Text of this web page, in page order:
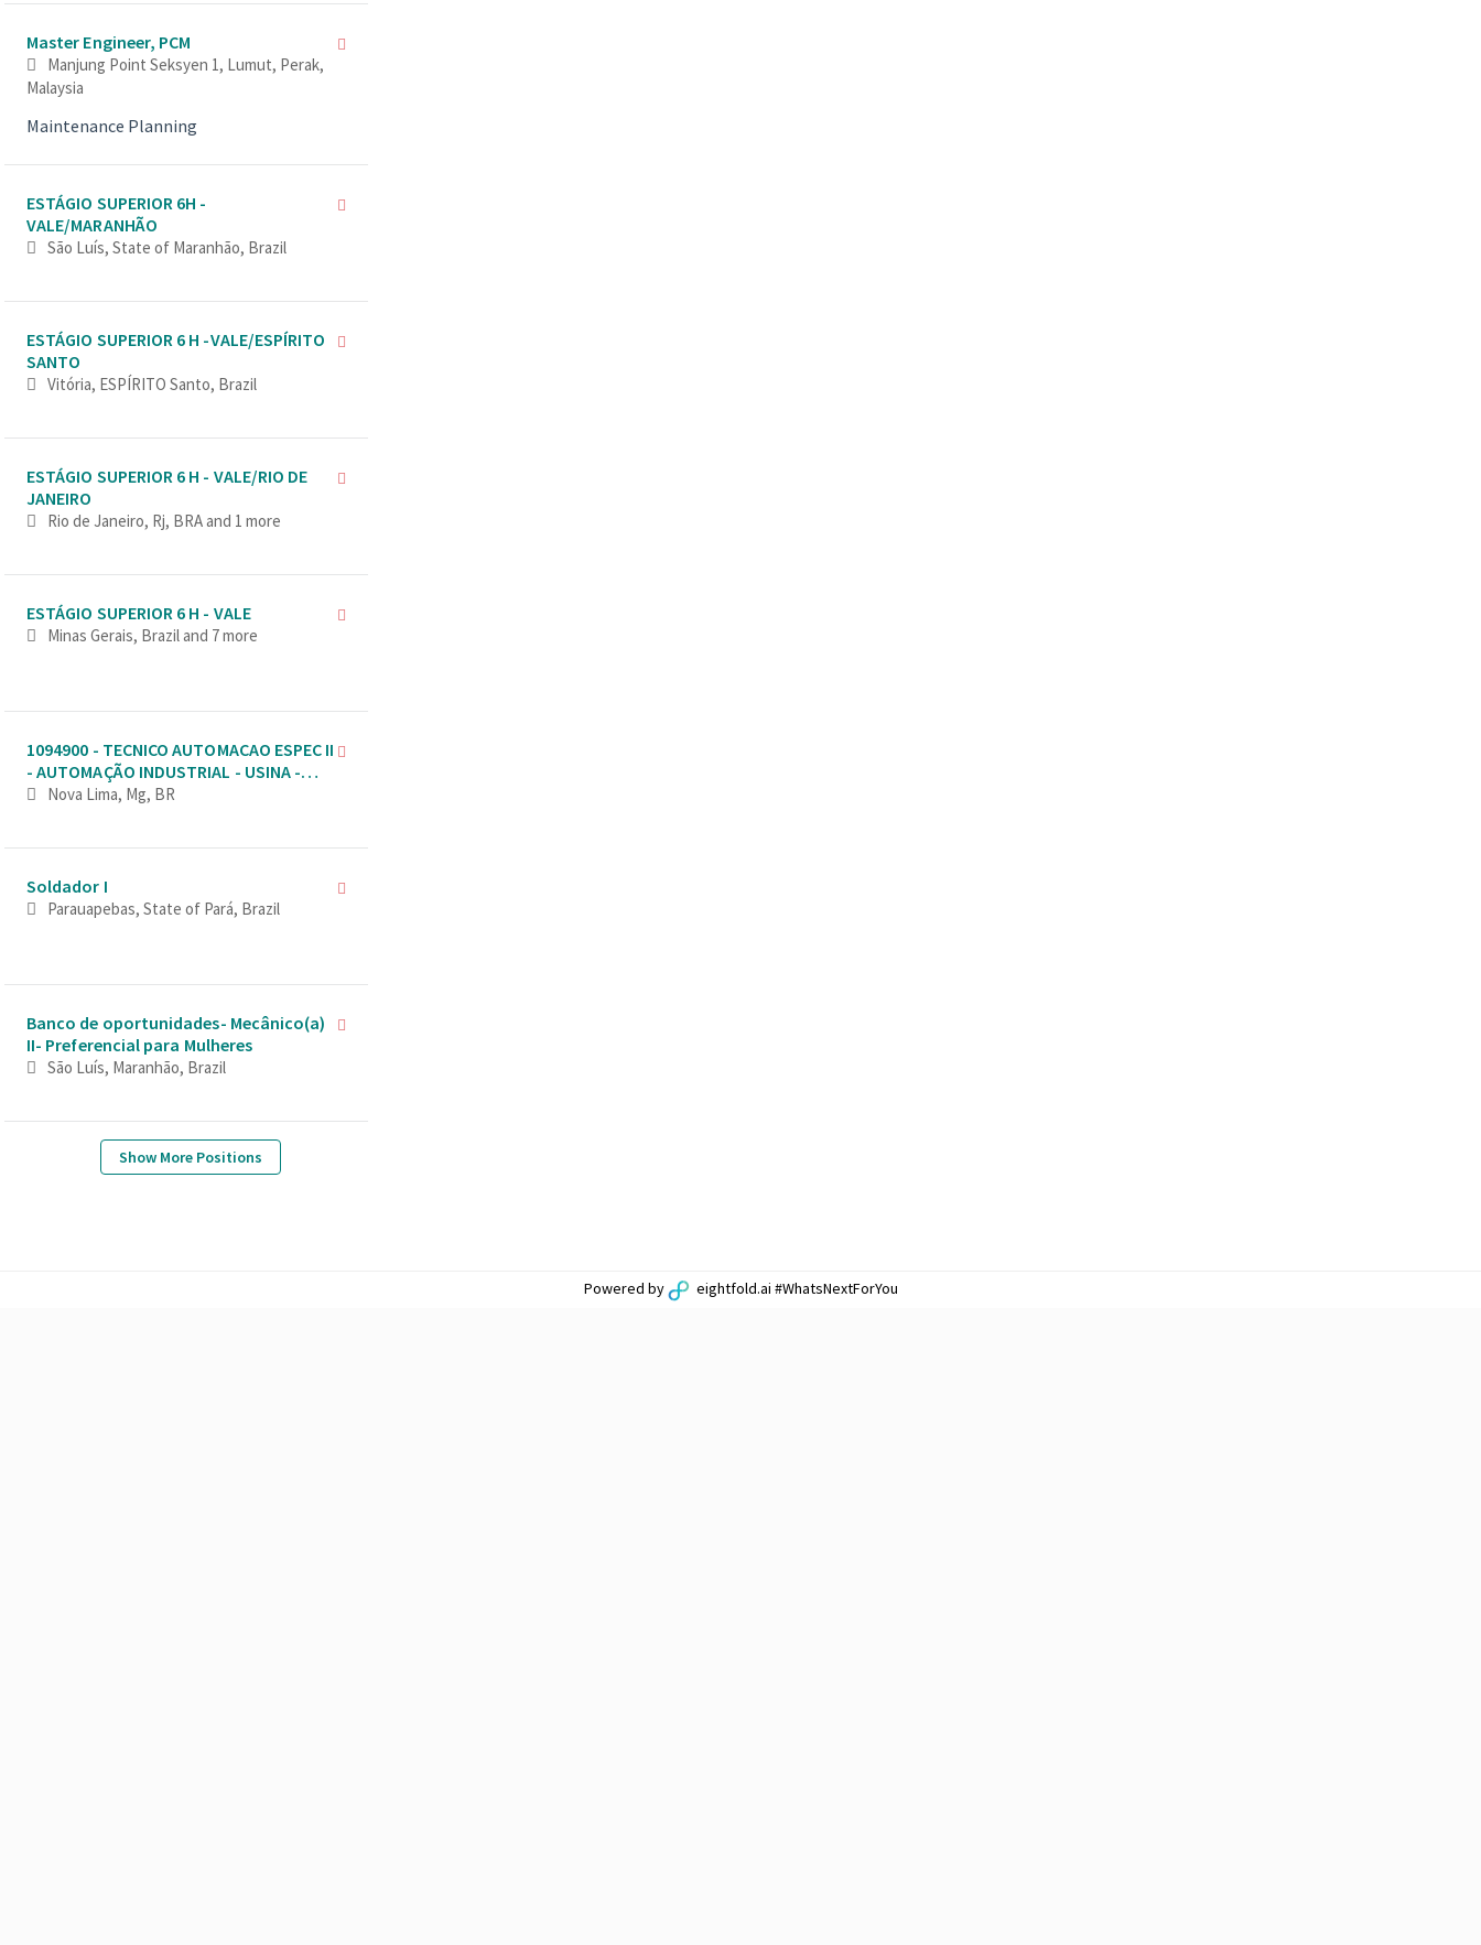
Master Engineer, PCM
Manjung Point Seksyen 1, Lumut, Perak,
Malaysia
Maintenance Planning
ESTÁGIO SUPERIOR 6H -
VALE/MARANHÃO
São Luís, State of Maranhão, Brazil
ESTÁGIO SUPERIOR 6 H -VALE/ESPÍRITO
SANTO
Vitória, ESPÍRITO Santo, Brazil
ESTÁGIO SUPERIOR 6 H - VALE/RIO DE
JANEIRO
Rio de Janeiro, Rj, BRAand 1 more
ESTÁGIO SUPERIOR 6 H - VALE
Minas Gerais, Braziland 7 more
1094900 - TECNICO AUTOMACAO ESPEC II
- AUTOMAÇÃO INDUSTRIAL - USINA -
VAGA AFIRMATIVA PARA MULHERES
Nova Lima, Mg, BR
Soldador I
Parauapebas, State of Pará, Brazil
Banco de oportunidades- Mecânico(a)
II- Preferencial para Mulheres
São Luís, Maranhão, Brazil
Show More Positions
Powered by eightfold.ai #WhatsNextForYou